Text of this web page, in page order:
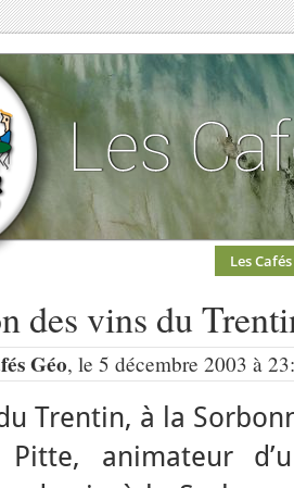
Les Cafés
des vins du
Géo, le 5 décembre 2003 à
Trentin, à la
Pitte, animateur